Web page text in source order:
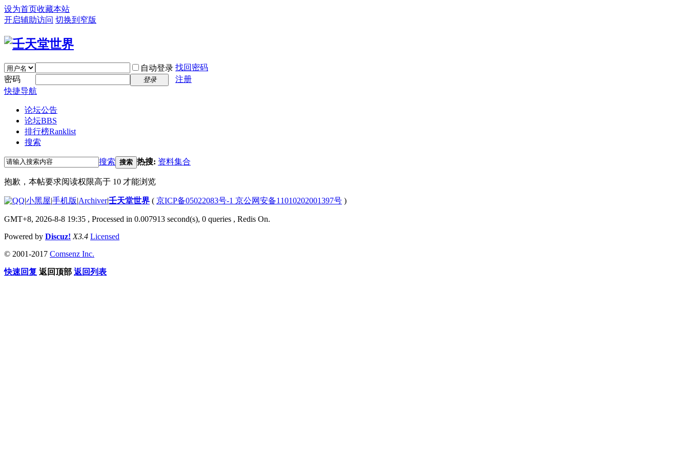
设为首页收藏本站
开启辅助访问 切换到窄版
自动登录 找回密码
密码
登录
注册
快捷导航
论坛公告
论坛BBS
排行榜Ranklist
搜索
搜索 搜索 热搜: 资料集合
抱歉，本帖要求阅读权限高于 10 才能浏览
|小黑屋|手机版|Archiver|壬天堂世界 ( 京ICP备05022083号-1 京公网安备11010202001397号 )
GMT+8, 2026-8-8 19:35 , Processed in 0.007913 second(s), 0 queries , Redis On.
Powered by Discuz! X3.4 Licensed
© 2001-2017 Comsenz Inc.
快速回复 返回顶部 返回列表